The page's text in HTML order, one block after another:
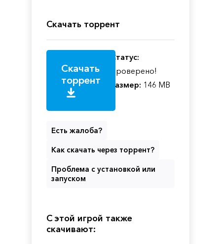
Скачать торрент
Скачать
торрент
Статус:
Проверено!
Размер: 146 MB
Есть жалоба?
Как скачать через торрент?
Проблема с установкой или
запуском
С этой игрой также
скачивают: